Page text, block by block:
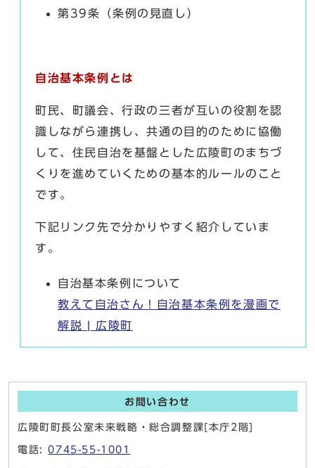
第39条（条例の見直し）
自治基本条例とは
町民、町議会、行政の三者が互いの役割を認
識しながら連携し、共通の目的のために協働
して、住民自治を基盤とした広陵町のまちづ
くりを進めていくための基本的ルールのこと
です。
下記リンク先で分かりやすく紹介していま
す。
自治基本条例について
教えて自治さん！自治基本条例を漫画で
解説 | 広陵町
お問い合わせ
広陵町町長公室未来戦略・総合調整課[本庁2階]
電話:0745-55-1001